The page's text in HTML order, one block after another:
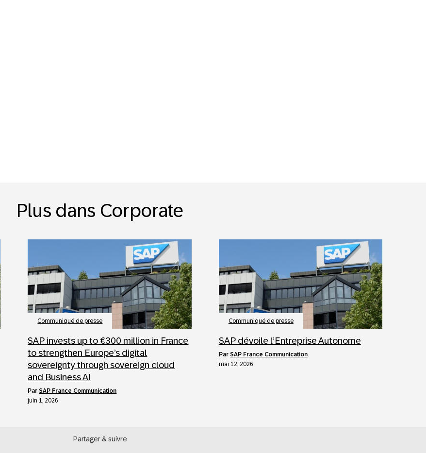
Plus dans Corporate
Communiqué de presse
SAP invests up to €300 million in France
to strengthen Europe’s digital
sovereignty through sovereign cloud
and Business AI
parSAP France Communication
juin 1, 2026
Communiqué de presse
SAP dévoile l’Entreprise Autonome
par SAP France Communication
mai 12, 2026
Partager & suivre